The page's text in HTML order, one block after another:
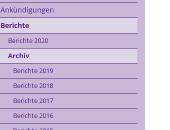
Ankündigungen
Berichte
Berichte 2020
Archiv
Berichte 2019
Berichte 2018
Berichte 2017
Berichte 2016